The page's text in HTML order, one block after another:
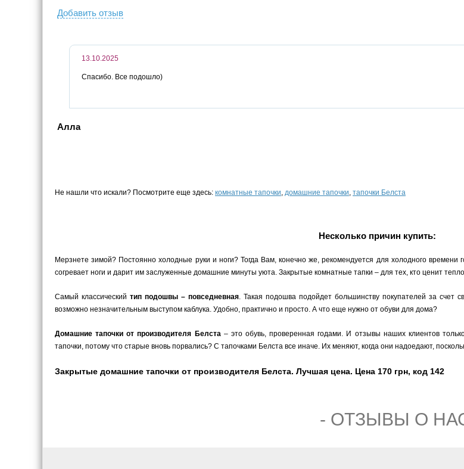
Добавить отзыв
13.10.2025
Спасибо. Все подошло)
Алла
Не нашли что искали? Посмотрите еще здесь: комнатные тапочки, домашние тапочки, тапочки Белста
Несколько причин купить:
Мерзнете зимой? Постоянно холодные руки и ноги? Тогда Вам, конечно же, рекомендуется для холодного времени
согревает ноги и дарит им заслуженные домашние минуты уюта. Закрытые комнатные тапки – для тех, кто ценит
Самый классический тип подошвы – повседневная. Такая подошва подойдет большинству покупателей за счет
возможно незначительным выступом каблука. Удобно, практично и просто. А что еще нужно от обуви для дома?
Домашние тапочки от производителя Белста– это обувь, проверенная годами. И отзывы наших клиентов
тапочки, потому что старые вновь порвались? С тапочками Белста все иначе. Их меняют, когда они надоедают,
Закрытые домашние тапочки от производителя Белста. Лучшая цена. Цена 170 грн, код 142
- ОТЗЫВЫ О